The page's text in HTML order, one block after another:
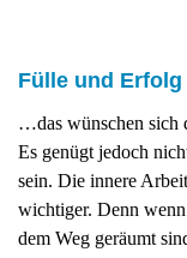
Fülle und Erfolg
…das wünschen sich
Es genügt jedoch
sein. Die innere
wichtiger. Denn
dem Weg geräumt